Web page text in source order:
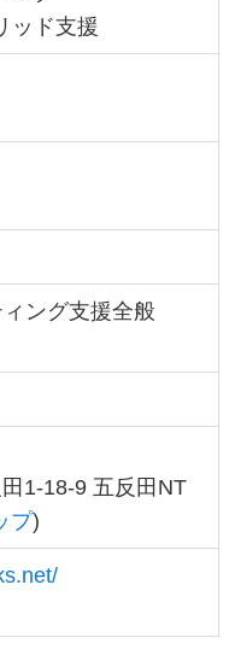
ッド支援
ング支援全般
1-18-9 五反田NT
プ)